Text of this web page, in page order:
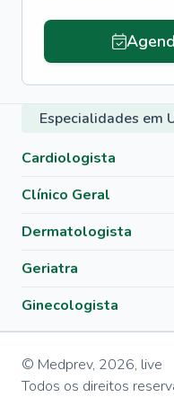
Especialidades em
Cardiologista
Clínico Geral
Dermatologista
Geriatra
Ginecologista
© Medprev, 2026, live
Todos os direitos